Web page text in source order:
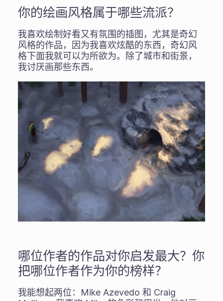
你的绘画风格属于哪些流派？
我喜欢绘制好看又有氛围的插图，尤其是奇幻
风格的作品，因为我喜欢炫酷的东西，奇幻风
格下面我就可以为所欲为。除了城市和街景，
我讨厌画那些东西。
哪位作者的作品对你启发最大？你
把哪位作者作为你的榜样？
我能想起两位：Mike Azevedo 和 Craig